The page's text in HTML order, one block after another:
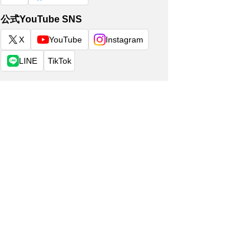
公式YouTube SNS
X YouTube Instagram
LINE TikTok